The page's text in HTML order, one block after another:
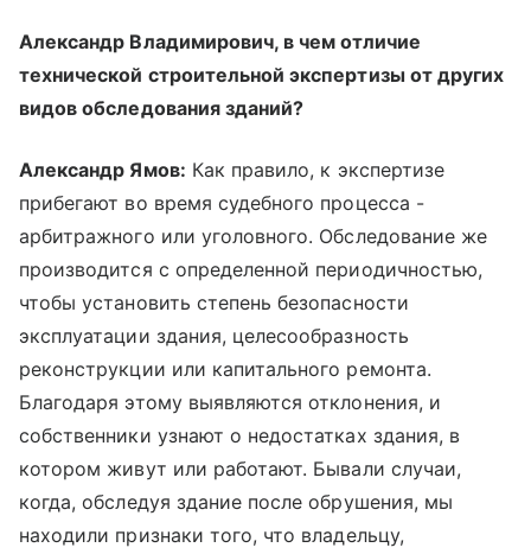
Александр Владимирович, в чем отличие
технической строительной экспертизы от других
видов обследования зданий?
Александр Ямов: Как правило, к экспертизе
прибегают во время судебного процесса -
арбитражного или уголовного. Обследование же
производится с определенной периодичностью,
чтобы установить степень безопасности
эксплуатации здания, целесообразность
реконструкции или капитального ремонта.
Благодаря этому выявляются отклонения, и
собственники узнают о недостатках здания, в
котором живут или работают. Бывали случаи,
когда, обследуя здание после обрушения, мы
находили признаки того, что владельцу,